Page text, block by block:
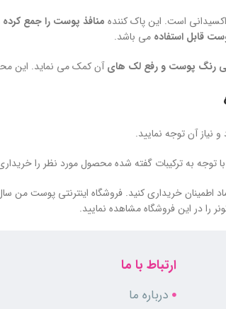
اکسیدانی است. این پاک کننده منافذ پوست را جمع
قابل استفاده می باشد.
رنگ پوست و رفع لک هایآن کمک می نماید. این
نیاز آن توجه نمایید.
با توجه به ترکیبات گفته شده محصول مورد نظر را
اطمینان خریداری کنید. فروشگاه اینترنتی پوست من
را در این فروشگاه مشاهده نمایید.
ارتباط با ما
درباره ما